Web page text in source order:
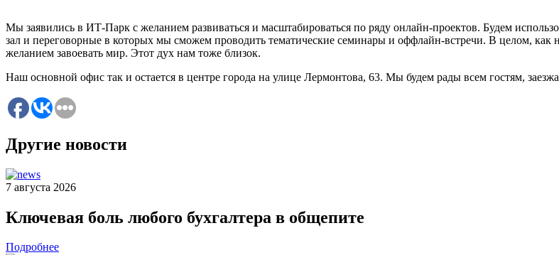
Мы заявились в ИТ-Парк с желанием развиваться и масштабироваться по ряду онлайн-проектов. Будем
зал и переговорные в которых мы сможем проводить тематические семинары и оффлайн-встречи. В целом,
желанием завоевать мир. Этот дух нам тоже близок.
Наш основной офис так и остается в центре города на улице Лермонтова, 63. Мы будем рады всем гостям,
Другие новости
7 августа 2026
Ключевая боль любого бухгалтера в общепите
Подробнее